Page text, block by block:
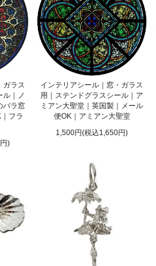
ガラス
ル｜ノ
バラ窓
フラ
)
インテリアシール｜窓・ガラス
用｜ステンドグラスシール｜ア
ミアン大聖堂｜英国製｜メール
便OK｜アミアン大聖堂
1,500円(税込1,650円)
セサリー
ーカップ
シュガーボウル